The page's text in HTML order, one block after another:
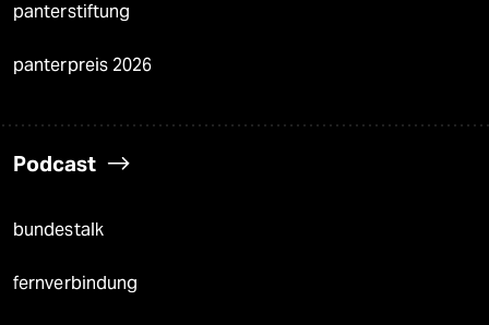
panterstiftung
panterpreis 2026
Podcast
bundestalk
fernverbindung